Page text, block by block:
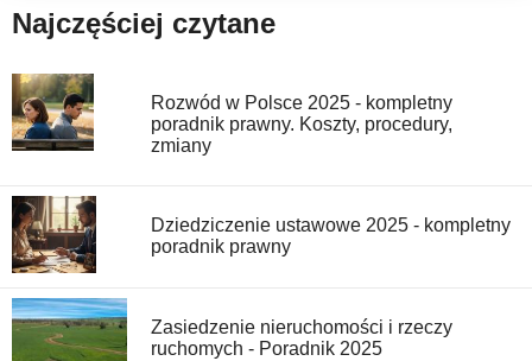
Najczęściej czytane
Rozwód w Polsce 2025 - kompletny
poradnik prawny. Koszty, procedury,
zmiany
Dziedziczenie ustawowe 2025 - kompletny
poradnik prawny
Zasiedzenie nieruchomości i rzeczy
ruchomych - Poradnik 2025